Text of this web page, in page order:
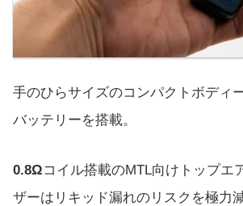
手のひらサイズのコンパクトボディ
バッテリーを搭載。
0.8Ωコイル搭載のMTL向けトップエ
ザーはリキッド漏れのリスクを極力